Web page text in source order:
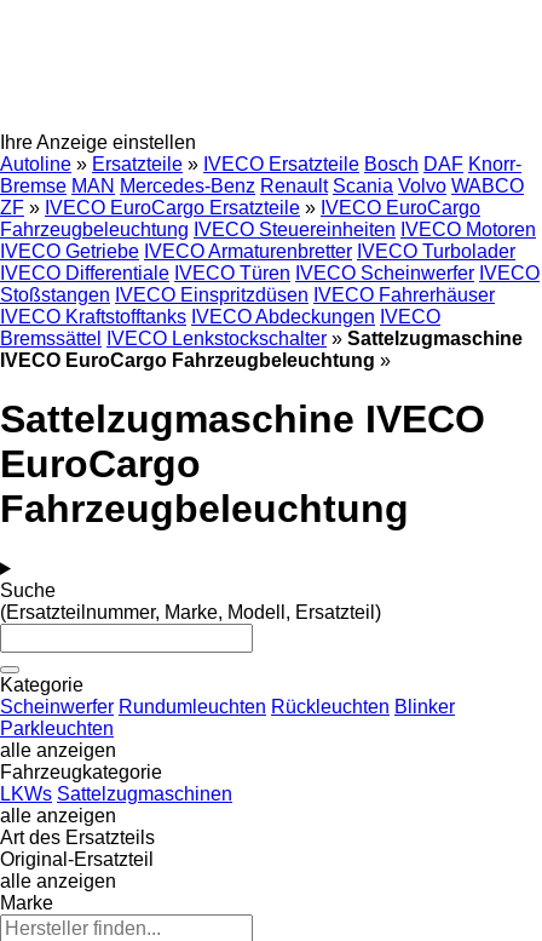
Ihre Anzeige einstellen
Autoline » Ersatzteile » IVECO Ersatzteile Bosch DAF Knorr-
Bremse MAN Mercedes-Benz Renault Scania Volvo WABCO
ZF » IVECO EuroCargo Ersatzteile » IVECO EuroCargo
Fahrzeugbeleuchtung IVECO Steuereinheiten IVECO Motoren
IVECO Getriebe IVECO Armaturenbretter IVECO Turbolader
IVECO Differentiale IVECO Türen IVECO Scheinwerfer IVECO
Stoßstangen IVECO Einspritzdüsen IVECO Fahrerhäuser
IVECO Kraftstofftanks IVECO Abdeckungen IVECO
Bremssättel
IVECO Lenkstockschalter » Sattelzugmaschine
IVECO EuroCargo Fahrzeugbeleuchtung »
Sattelzugmaschine IVECO
EuroCargo
Fahrzeugbeleuchtung
Suche
(Ersatzteilnummer, Marke, Modell, Ersatzteil)
Kategorie
Scheinwerfer Rundumleuchten Rückleuchten Blinker
Parkleuchten
alle anzeigen
Fahrzeugkategorie
LKWs Sattelzugmaschinen
alle anzeigen
Art des Ersatzteils
Original-Ersatzteil
alle anzeigen
Marke